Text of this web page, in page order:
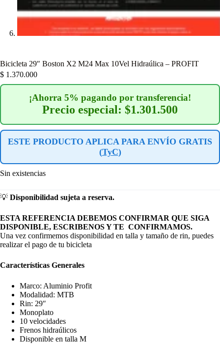
Bicicleta 29″ Boston X2 M24 Max 10Vel Hidraúlica – PROFIT
$ 1.370.000
¡Ahorra 5% pagando por transferencia!
Precio especial: $1.301.500
ESTE PRODUCTO APLICA PARA ENVÍO GRATIS
(TyC)
Sin existencias
💡 Disponibilidad sujeta a reserva.
ESTA REFERENCIA DEBEMOS CONFIRMAR QUE SIGA
DISPONIBLE, ESCRIBENOS Y TE CONFIRMAMOS.
Una vez confirmemos disponibilidad en talla y tamaño de rin, puedes
realizar el pago de tu bicicleta
Características Generales
Marco: Aluminio Profit
Modalidad: MTB
Rin: 29″
Monoplato
10 velocidades
Frenos hidraúlicos
Disponible en talla M